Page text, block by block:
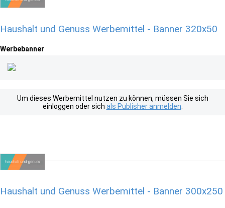
Haushalt und Genuss Werbemittel - Banner 320x50
Werbebanner
Um dieses Werbemittel nutzen zu können, müssen Sie sich
einloggen oder sich als Publisher anmelden
Haushalt und Genuss Werbemittel - Banner 300x250